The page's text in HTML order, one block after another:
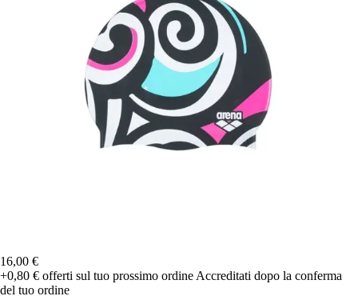
16,00 €
+0,80 € offerti sul tuo prossimo ordine Accreditati dopo la conferma
del tuo ordine